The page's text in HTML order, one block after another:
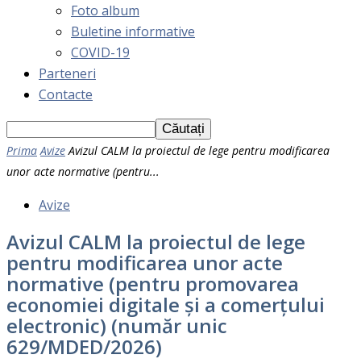
Foto album
Buletine informative
COVID-19
Parteneri
Contacte
Prima Avize Avizul CALM la proiectul de lege pentru modificarea
unor acte normative (pentru...
Avize
Avizul CALM la proiectul de lege
pentru modificarea unor acte
normative (pentru promovarea
economiei digitale și a comerțului
electronic) (număr unic
629/MDED/2026)